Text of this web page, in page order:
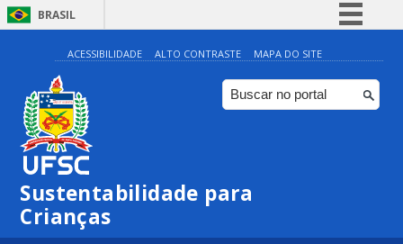
BRASIL
Simplifique!
Comunica BR
Participe
ACESSIBILIDADE ALTO CONTRASTE MAPA DO SITE
Sustentabilidade para
Crianças